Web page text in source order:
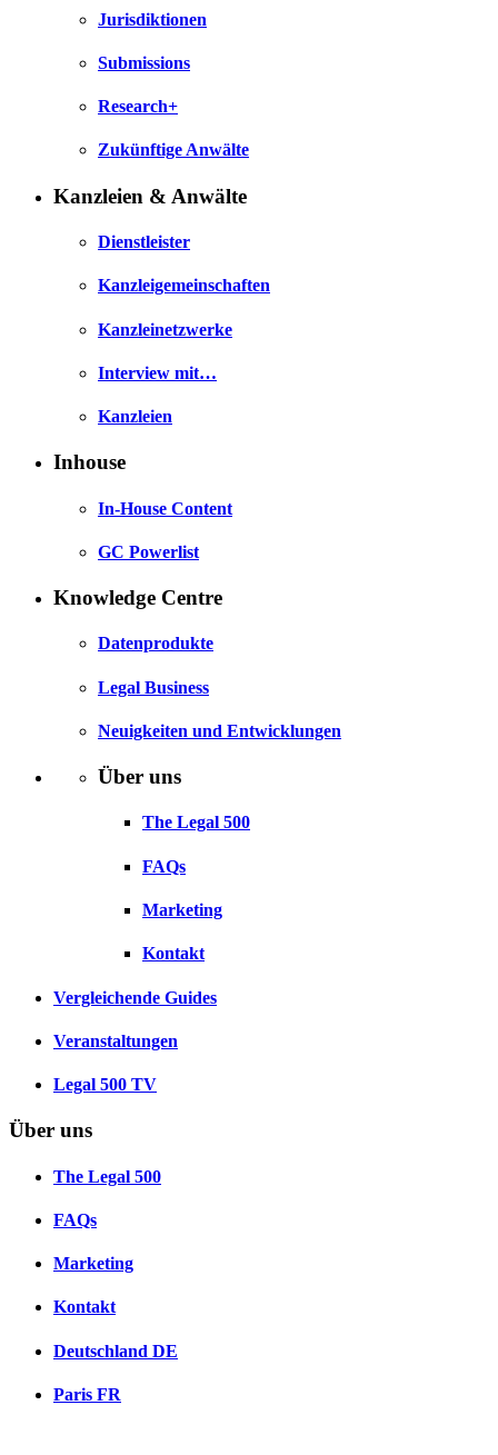
Jurisdiktionen
Submissions
Research+
Zukünftige Anwälte
Kanzleien & Anwälte
Dienstleister
Kanzleigemeinschaften
Kanzleinetzwerke
Interview mit…
Kanzleien
Inhouse
In-House Content
GC Powerlist
Knowledge Centre
Datenprodukte
Legal Business
Neuigkeiten und Entwicklungen
Über uns
The Legal 500
FAQs
Marketing
Kontakt
Vergleichende Guides
Veranstaltungen
Legal 500 TV
Über uns
The Legal 500
FAQs
Marketing
Kontakt
Deutschland DE
Paris FR